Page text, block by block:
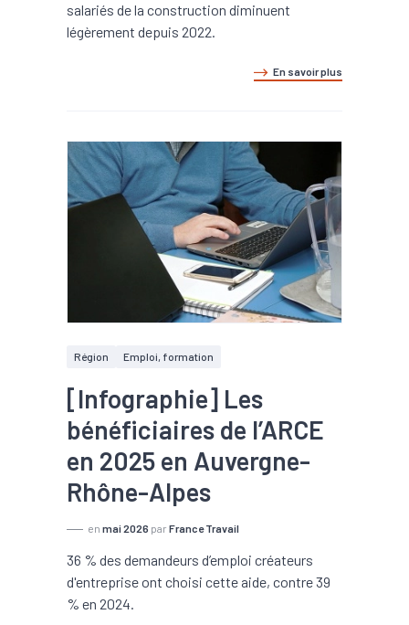
salariés de la construction diminuent
légèrement depuis 2022.
En savoir plus
Région Emploi, formation
[Infographie] Les
bénéficiaires de l’ARCE
en 2025 en Auvergne-
Rhône-Alpes
en mai 2026 par France Travail
36 % des demandeurs d’emploi créateurs
d'entreprise ont choisi cette aide, contre 39
% en 2024.